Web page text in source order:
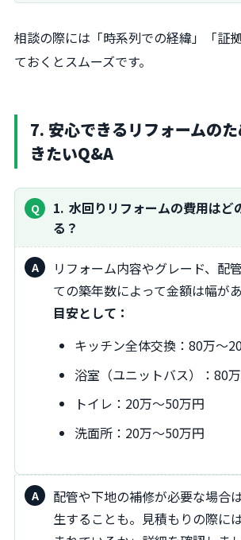
相談の際には「時系列での経緯」「証
ておくとスムーズです。
7. 安心できるリフォームの
きたいQ&A
1 水回りリフォームの費用はど
る？
リフォーム内容やグレード、配管の状態、戸建
ての築年数によって金額は幅があ
目安として：
キッチン全体交換：80万～
浴室（ユニットバス）：80
トイレ：20万～50万円
洗面所：20万～50万円
配管や下地の補修が必要な場合は追加費用が発
生することも。見積もりの際に